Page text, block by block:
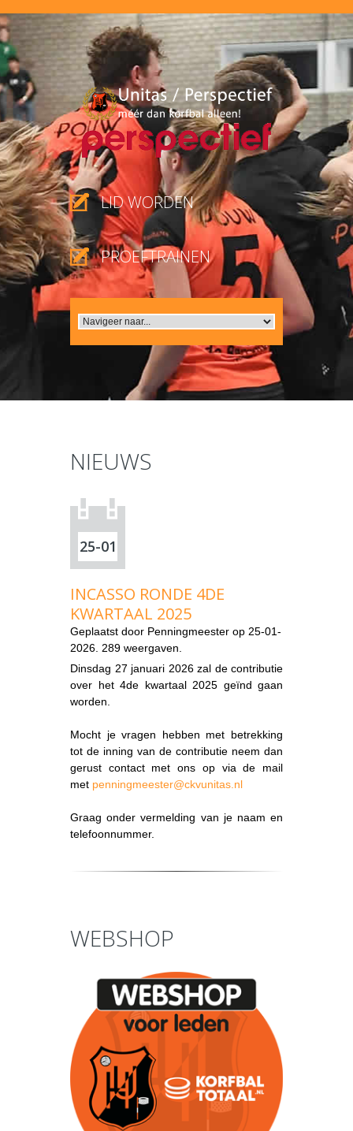
LID WORDEN
PROEFTRAINEN
NIEUWS
25-01
INCASSO RONDE 4DE
KWARTAAL 2025
Geplaatst door Penningmeester op 25-01-
2026. 289 weergaven.
Dinsdag 27 januari 2026 zal de contributie
over het 4de kwartaal 2025 geïnd gaan
worden.
Mocht je vragen hebben met betrekking
tot de inning van de contributie neem dan
gerust contact met ons op via de mail
met penningmeester@ckvunitas.nl
Graag onder vermelding van je naam en
telefoonnummer.
WEBSHOP